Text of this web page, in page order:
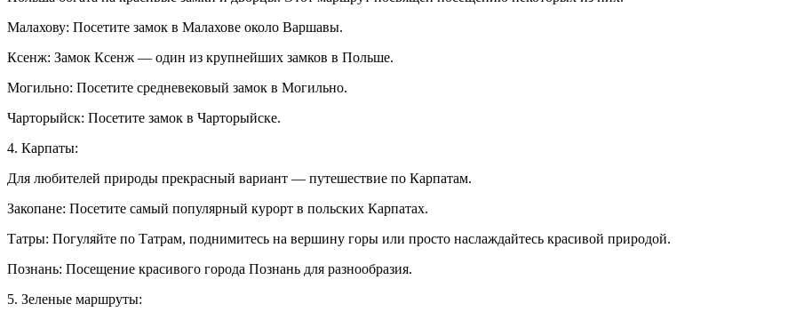
Малахову: Посетите замок в Малахове около Варшавы.
Ксенж: Замок Ксенж — один из крупнейших замков в Польше.
Могильно: Посетите средневековый замок в Могильно.
Чарторыйск: Посетите замок в Чарторыйске.
4. Карпаты:
Для любителей природы прекрасный вариант — путешествие по Карпатам.
Закопане: Посетите самый популярный курорт в польских Карпатах.
Татры: Погуляйте по Татрам, поднимитесь на вершину горы или просто наслаждайтесь красивой природой.
Познань: Посещение красивого города Познань для разнообразия.
5. Зеленые маршруты: